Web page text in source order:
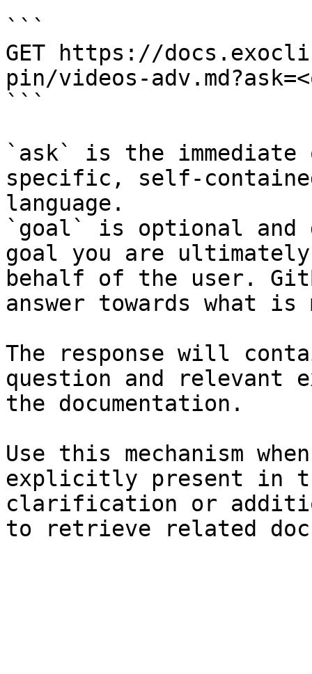
```
GET https://
pin/videos-
```
`ask` is the
specific, self-
language.
`goal` is optional and
goal you are
behalf of the user.
answer towards what
The response will
question and relevant
the documentation.
Use this mechanism
explicitly present in
clarification or